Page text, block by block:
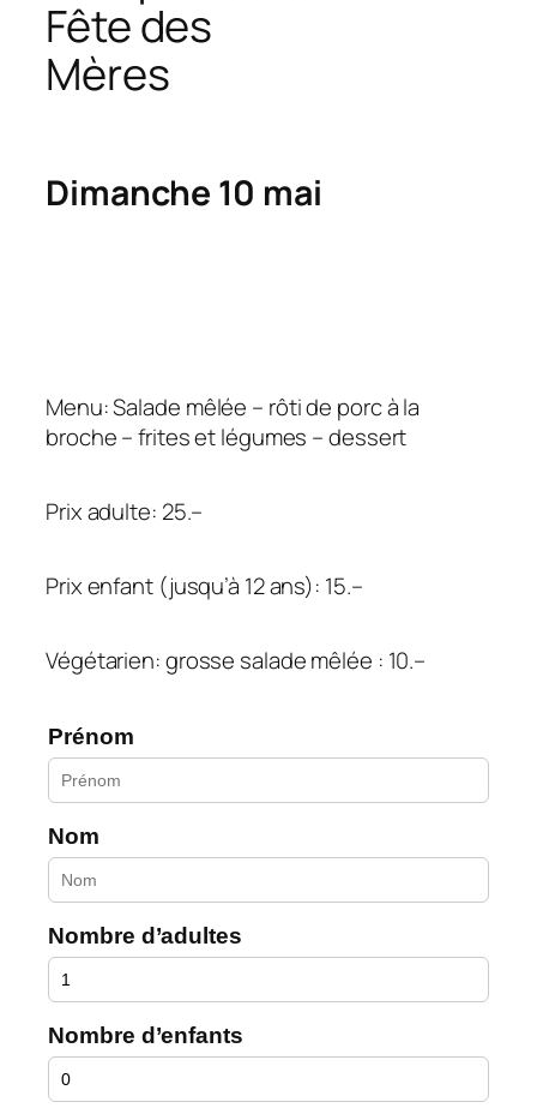
Fête des
Mères
Dimanche 10 mai
Menu: Salade mêlée – rôti de porc à la
broche – frites et légumes – dessert
Prix adulte: 25.–
Prix enfant (jusqu’à 12 ans): 15.–
Végétarien: grosse salade mêlée : 10.–
Prénom
Nom
Nombre d’adultes
Nombre d’enfants